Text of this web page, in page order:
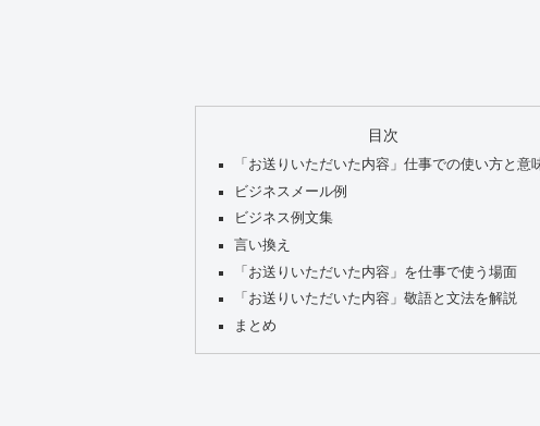
目次
「お送りいただいた内容」仕事での使い方と意
ビジネスメール例
ビジネス例文集
言い換え
「お送りいただいた内容」を仕事で使う場面
「お送りいただいた内容」敬語と文法を解説
まとめ